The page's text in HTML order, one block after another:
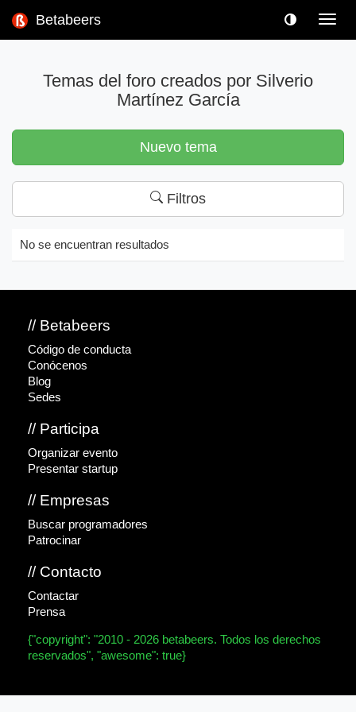
Betabeers
Temas del foro creados por Silverio
Martínez García
Nuevo tema
Filtros
No se encuentran resultados
// Betabeers
Código de conducta
Conócenos
Blog
Sedes
// Participa
Organizar evento
Presentar startup
// Empresas
Buscar programadores
Patrocinar
// Contacto
Contactar
Prensa
{"copyright": "2010 - 2026 betabeers. Todos los derechos
reservados", "awesome": true}